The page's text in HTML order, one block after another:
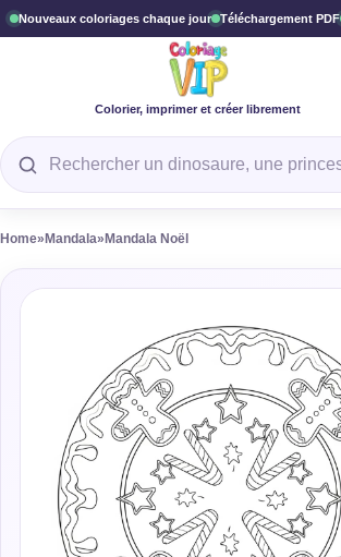
Nouveaux coloriages chaque jour Téléchargement PDF
Colorier, imprimer et créer librement
Rechercher un coloriage
Home» Mandala» Mandala Noël